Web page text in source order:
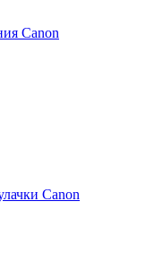
Canon
Canon